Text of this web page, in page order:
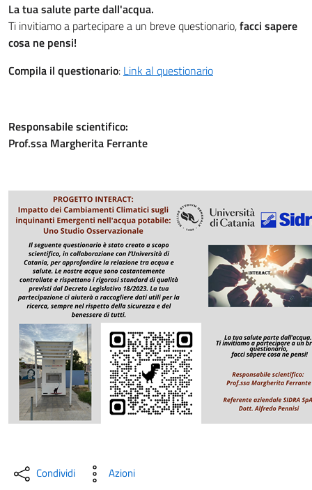
La tua salute parte dall'acqua.
Ti invitiamo a partecipare a un breve questionario,facci sapere
cosa ne pensi!
Compila il questionario: Link al questionario
Responsabile scientifico:
Prof.ssa Margherita Ferrante
Condividi Azioni